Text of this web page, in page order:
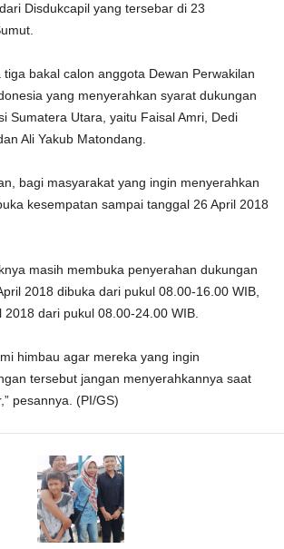
Disdukcapil yang tersebar di 23
bakal calon anggota Dewan Perwakilan
yang menyerahkan syarat dukungan
Sumatera Utara, yaitu Faisal Amri, Dedi
Ali Yakub Matondang.
bagi masyarakat yang ingin menyerahkan
kesempatan sampai tanggal 26 April 2018
masih membuka penyerahan dukungan
2018 dibuka dari pukul 08.00-16.00 WIB,
dari pukul 08.00-24.00 WIB.
himbau agar mereka yang ingin
tersebut jangan menyerahkannya saat
pesannya. (PI/GS)